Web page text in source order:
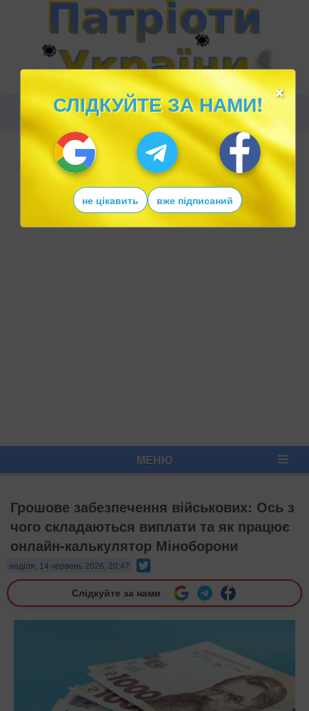
МЕНЮ
Грошове забезпечення військових: Ось з
чого складаються виплати та як працює
онлайн-калькулятор Міноборони
неділя, 14 червень 2026, 20:47
Слідкуйте за нами
×
СЛІДКУЙТЕ ЗА НАМИ!
не цікавить вже підписаний